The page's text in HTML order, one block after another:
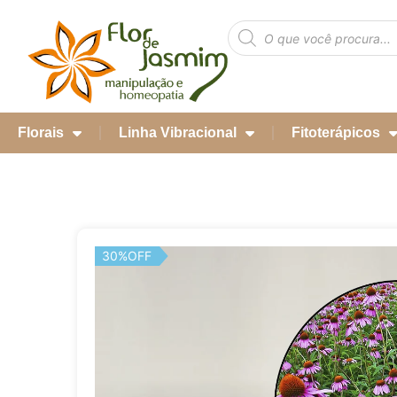
Florais Linha Vibracional Fitoterápicos
30%OFF